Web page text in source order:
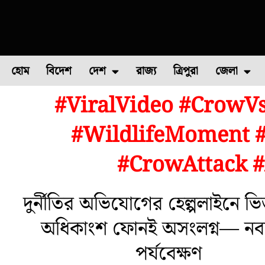
হোম বিদেশ দেশ
ফুল চাষ ফল চাষ মাছ চাষ পোল্ট্রি
রাজ্য ত্রিপুরা জেলা
উত্তর ২৪
#ViralVideo
#WildlifeMoment
#CrowAttack
দুর্নীতির অভিযোগের হেল্পলাইনে
অধিকাংশ ফোনই অসংলগ্ন—
পর্যবেক্ষণ